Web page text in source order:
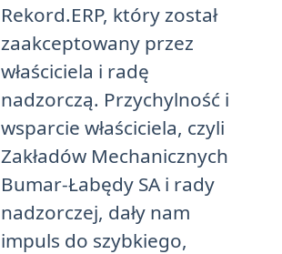
Rekord.ERP, który został
zaakceptowany przez
właściciela i radę
nadzorczą. Przychylność i
wsparcie właściciela, czyli
Zakładów Mechanicznych
Bumar-Łabędy SA i rady
nadzorczej, dały nam
impuls do szybkiego,